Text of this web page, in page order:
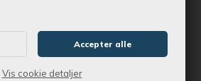
Vis cookie detaljer
af trailere
have- og parkprodukter kan ikke
efter aftale